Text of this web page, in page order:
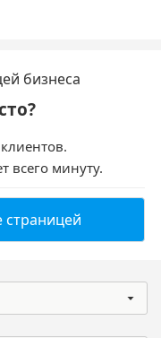
всего минуту.
страницей